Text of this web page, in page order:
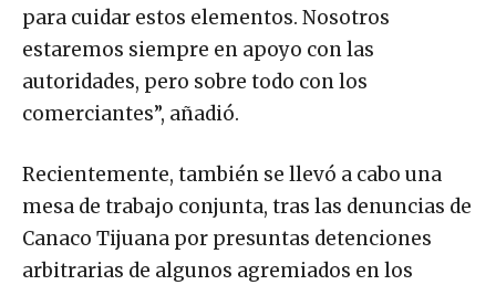
para cuidar estos elementos. Nosotros
estaremos siempre en apoyo con las
autoridades, pero sobre todo con los
comerciantes”, añadió.
Recientemente, también se llevó a cabo una
mesa de trabajo conjunta, tras las denuncias de
Canaco Tijuana por presuntas detenciones
arbitrarias de algunos agremiados en los